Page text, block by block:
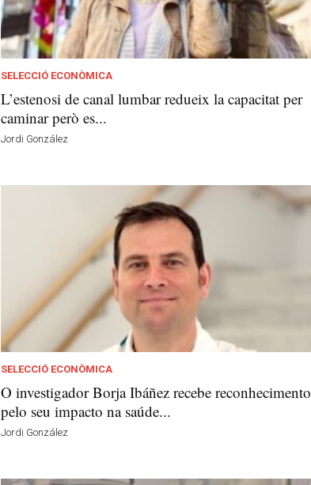
SELECCIÓ ECONÒMICA
L’estenosi de canal lumbar redueix la capacitat per
caminar però es...
Jordi González
SELECCIÓ ECONÒMICA
O investigador Borja Ibáñez recebe reconhecimento
pelo seu impacto na saúde...
Jordi González